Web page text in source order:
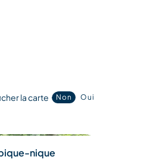
la carte Non Oui
nique